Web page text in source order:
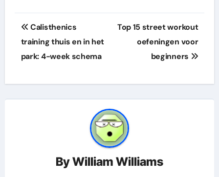
Post
navigation
Calisthenics
training thuis en in het
park: 4-week schema
Top 15 street workout
oefeningen voor
beginners
ByWilliam Williams